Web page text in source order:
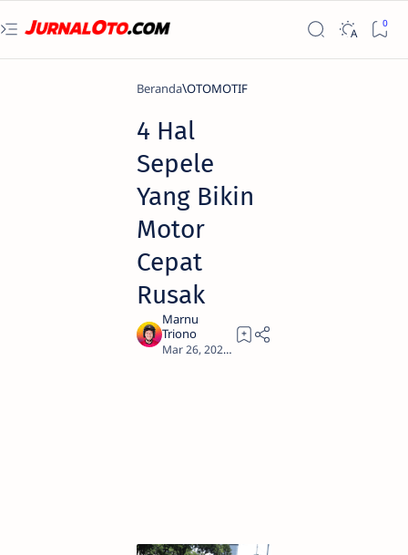
Beranda OTOMOTIF
4 Hal
Sepele
Yang Bikin
Motor
Cepat
Rusak